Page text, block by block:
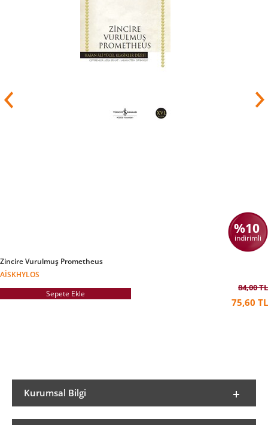
%10
indirimli
Zincire Vurulmuş Prometheus
AISKHYLOS
Sepete Ekle
84,00 TL
75,60 TL
Kurumsal Bilgi